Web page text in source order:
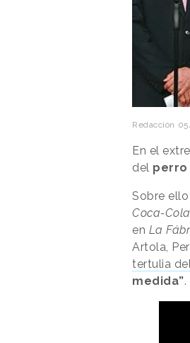
Redacción
En el
del perro
Sobre
Coca-
en La
Artola,
tertulia
medida”.